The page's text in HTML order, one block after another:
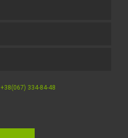
+38(067) 334-84-48